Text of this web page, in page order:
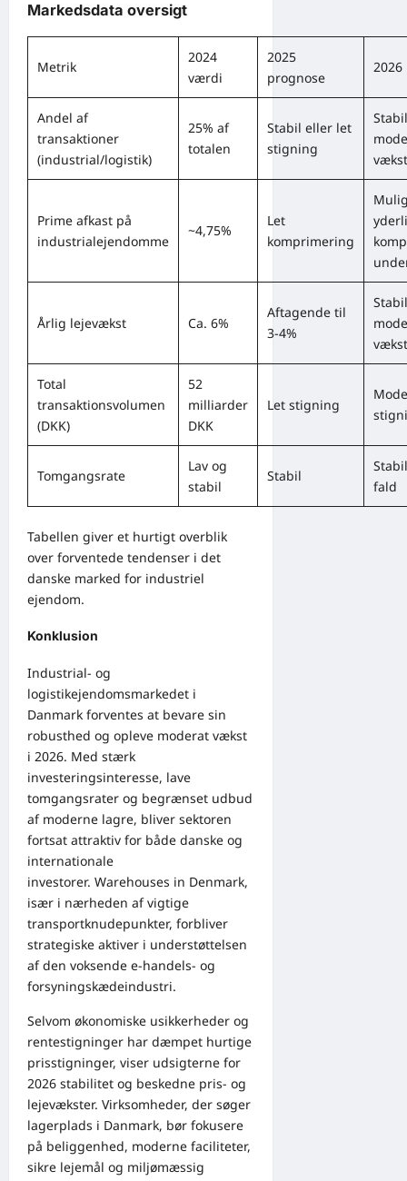
Markedsdata oversigt
Metrik
2024
værdi
2025
prognose
Andel af
transaktioner
(industrial/logistik)
25% af
totalen
Stabil eller let
stigning
vækst
Prime afkast på
industrialejendomme
~4,75%
Let
komprimering
Årlig lejevækst Ca. 6%
Aftagende til
3-4%
Stabil
vækst
Total
transaktionsvolumen
(DKK)
52
milliarder
DKK
Let stigning
Tomgangsrate
Lav og
stabil
Stabil
fald
Tabellen giver et hurtigt overblik
over forventede tendenser i det
danske marked for industriel
ejendom.
Konklusion
Industrial- og
logistikejendomsmarkedet i
Danmark forventes at bevare sin
robusthed og opleve moderat vækst
i 2026. Med stærk
investeringsinteresse, lave
tomgangsrater og begrænset udbud
af moderne lagre, bliver sektoren
fortsat attraktiv for både danske og
internationale
investorer. Warehouses in Denmark,
især i nærheden af vigtige
transportknudepunkter, forbliver
strategiske aktiver i understøttelsen
af den voksende e-handels- og
forsyningskædeindustri.
Selvom økonomiske usikkerheder og
rentestigninger har dæmpet hurtige
prisstigninger, viser udsigterne for
2026 stabilitet og beskedne pris- og
lejevækster. Virksomheder, der søger
lagerplads i Danmark, bør fokusere
på beliggenhed, moderne faciliteter,
sikre lejemål og miljømæssig